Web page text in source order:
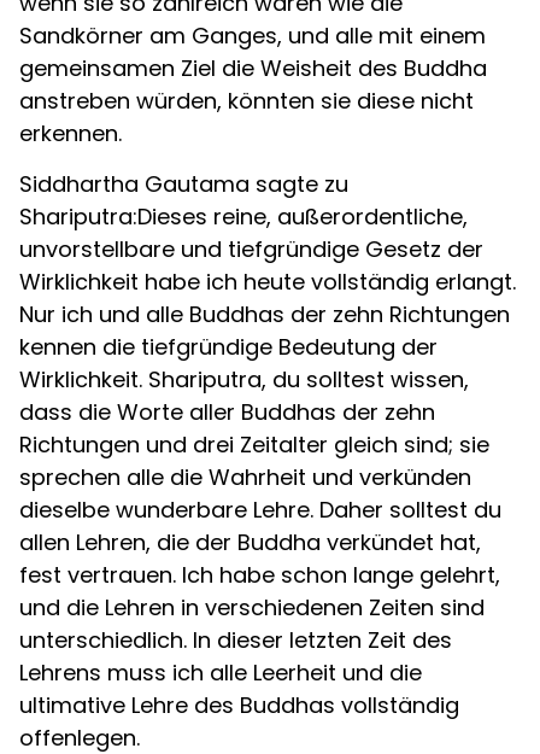
Sandkörner am Ganges, und alle mit einem
gemeinsamen Ziel die Weisheit des Buddha
anstreben würden, könnten sie diese nicht
erkennen.
Siddhartha Gautama sagte zu
Shariputra:Dieses reine, außerordentliche,
unvorstellbare und tiefgründige Gesetz der
Wirklichkeit habe ich heute vollständig erlangt.
Nur ich und alle Buddhas der zehn Richtungen
kennen die tiefgründige Bedeutung der
Wirklichkeit. Shariputra, du solltest wissen,
dass die Worte aller Buddhas der zehn
Richtungen und drei Zeitalter gleich sind; sie
sprechen alle die Wahrheit und verkünden
dieselbe wunderbare Lehre. Daher solltest du
allen Lehren, die der Buddha verkündet hat,
fest vertrauen. Ich habe schon lange gelehrt,
und die Lehren in verschiedenen Zeiten sind
unterschiedlich. In dieser letzten Zeit des
Lehrens muss ich alle Leerheit und die
ultimative Lehre des Buddhas vollständig
offenlegen.